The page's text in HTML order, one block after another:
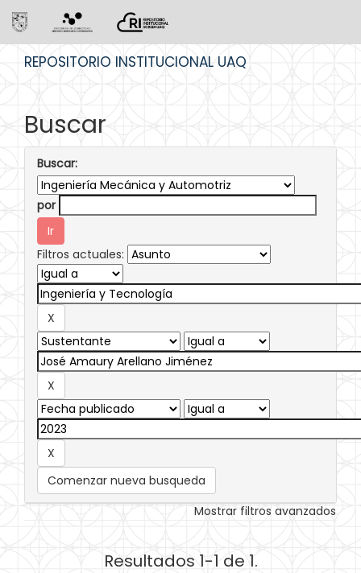
REPOSITORIO INSTITUCIONAL UAQ
Buscar
Buscar:
por
Filtros actuales:
Comenzar nueva busqueda
Mostrar filtros avanzados
Resultados 1-1 de 1.